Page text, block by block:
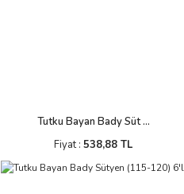
Tutku Bayan Bady Süt ...
Fiyat : 538,88 TL